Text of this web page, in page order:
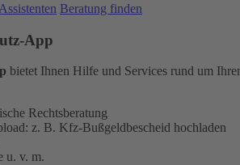
Beratung finden
App
bietet Ihnen Hilfe und Services rund um
Rechtsberatung
z. B. Kfz-Bußgeldbescheid hochladen
u. v. m.